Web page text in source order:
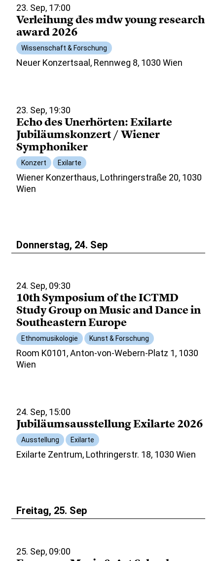
23. Sep, 17:00
Verleihung des mdw young research
award 2026
Wissenschaft & Forschung
Neuer Konzertsaal, Rennweg 8, 1030 Wien
23. Sep, 19:30
Echo des Unerhörten: Exilarte
Jubiläumskonzert / Wiener
Symphoniker
Konzert Exilarte
Wiener Konzerthaus, Lothringerstraße 20, 1030
Wien
Donnerstag, 24. Sep
24. Sep, 09:30
10th Symposium of the ICTMD
Study Group on Music and Dance in
Southeastern Europe
Ethnomusikologie Kunst & Forschung
Room K0101, Anton-von-Webern-Platz 1, 1030
Wien
24. Sep, 15:00
Jubiläumsausstellung Exilarte 2026
Ausstellung Exilarte
Exilarte Zentrum, Lothringerstr. 18, 1030 Wien
Freitag, 25. Sep
25. Sep, 09:00